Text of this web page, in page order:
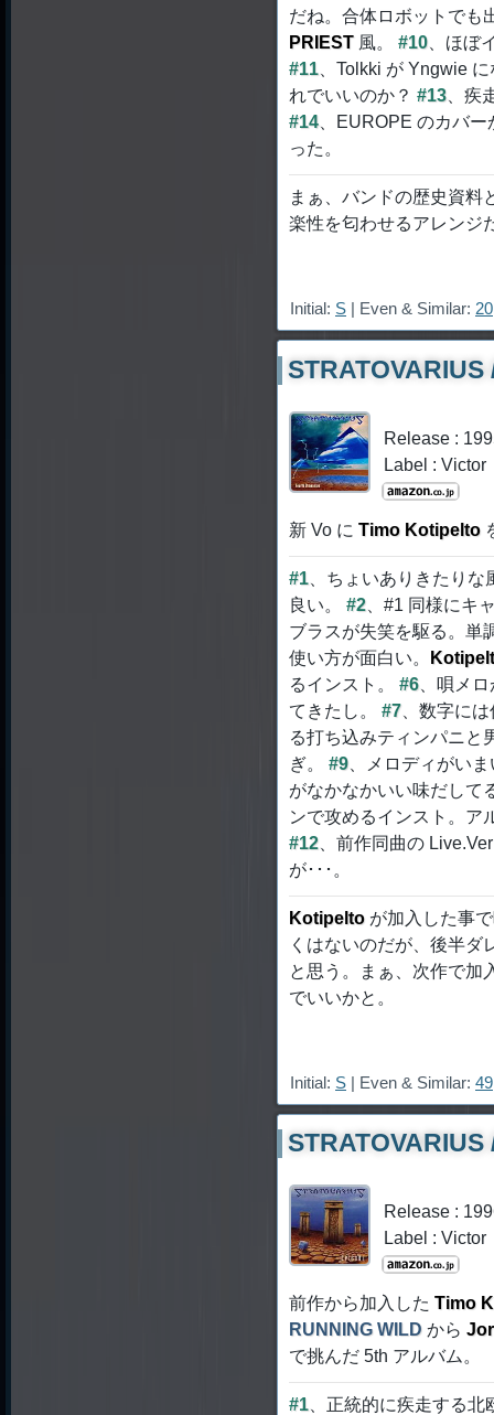
だね。合体ロボットでも
PRIEST 風。 #10 、ほぼ
#11 、Tolkki が Yngwie
れでいいのか？ #13 、
#14 、EUROPE のカバ
った。
まぁ、バンドの歴史資料
楽性を匂わせるアレンジ
Initial: S | Even & Similar: 20
Release :
Label : Victor
新 Vo に Timo Kotipelto
#1
、ちょいありきたり
良い。 #2 、#1 同様にキ
ブラスが失笑を駆る。単
使い方が面白い。
るインスト。 #6 、唄メ
てきたし。 #7 、数字に
る打ち込みティンパニと
ぎ。 #9 、メロディがい
がなかなかいい味だして
ンで攻めるインスト。ア
#12 、前作同曲の
が･･･。
Kotipelto が加入した事
くはないのだが、後半ダ
と思う。まぁ、次作で加
でいいかと。
Initial: S | Even & Similar: 49
Release :
Label : Victor
前作から加入した Timo
RUNNING WILD から
で挑んだ 5th アルバム。
#1 、正統的に疾走する